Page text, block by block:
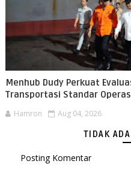
Menhub Dudy Perkuat
Transportasi Standar
Hamron Aug 04, 2026
TIDAK
Posting Komentar